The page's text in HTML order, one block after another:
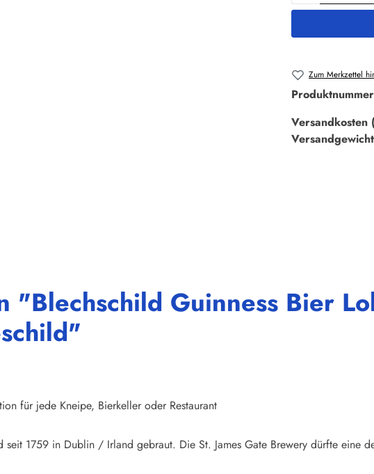
Zum Merkzettel
Versandkosten
"Blechschild Guinness Bier
für jede Kneipe, Bierkeller oder Restaurant
1759 in Dublin / Irland gebraut. Die St. James Gate Brewery dürfte eine